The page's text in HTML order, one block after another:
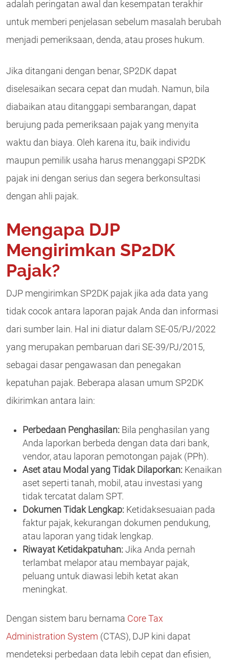
adalah peringatan awal dan kesempatan terakhir
untuk memberi penjelasan sebelum masalah berubah
menjadi pemeriksaan, denda, atau proses hukum.
Jika ditangani dengan benar, SP2DK dapat
diselesaikan secara cepat dan mudah. Namun, bila
diabaikan atau ditanggapi sembarangan, dapat
berujung pada pemeriksaan pajak yang menyita
waktu dan biaya. Oleh karena itu, baik individu
maupun pemilik usaha harus menanggapi SP2DK
pajak ini dengan serius dan segera berkonsultasi
dengan ahli pajak.
Mengapa DJP
Mengirimkan SP2DK
Pajak?
DJP mengirimkan SP2DK pajak jika ada data yang
tidak cocok antara laporan pajak Anda dan informasi
dari sumber lain. Hal ini diatur dalam SE-05/PJ/2022
yang merupakan pembaruan dari SE-39/PJ/2015,
sebagai dasar pengawasan dan penegakan
kepatuhan pajak. Beberapa alasan umum SP2DK
dikirimkan antara lain:
Perbedaan Penghasilan: Bila penghasilan yang
Anda laporkan berbeda dengan data dari bank,
vendor, atau laporan pemotongan pajak (PPh).
Aset atau Modal yang Tidak Dilaporkan: Kenaikan
aset seperti tanah, mobil, atau investasi yang
tidak tercatat dalam SPT.
Dokumen Tidak Lengkap: Ketidaksesuaian pada
faktur pajak, kekurangan dokumen pendukung,
atau laporan yang tidak lengkap.
Riwayat Ketidakpatuhan: Jika Anda pernah
terlambat melapor atau membayar pajak,
peluang untuk diawasi lebih ketat akan
meningkat.
Dengan sistem baru bernama Core Tax
Administration System (CTAS), DJP kini dapat
mendeteksi perbedaan data lebih cepat dan efisien,